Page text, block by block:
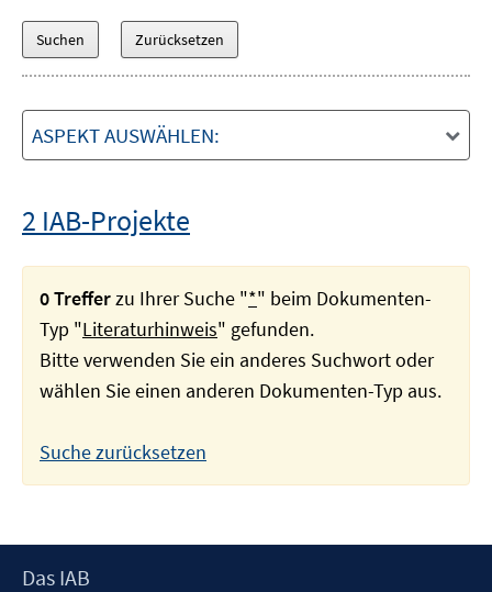
ASPEKT AUSWÄHLEN:
2 IAB-Projekte
0 Trefferzu Ihrer Suche "*" beim Dokumenten-
Typ "Literaturhinweis" gefunden.
Bitte verwenden Sie ein anderes Suchwort oder
wählen Sie einen anderen Dokumenten-Typ aus.
Suche zurücksetzen
Footer
Das IAB